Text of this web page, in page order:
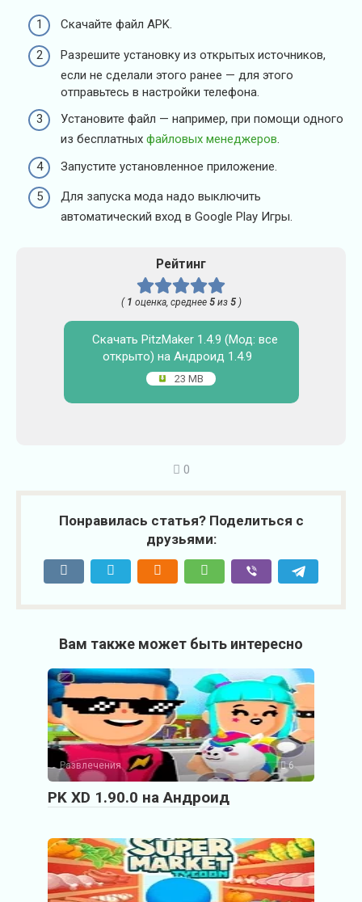
Скачайте файл APK.
Разрешите установку из открытых источников,
если не сделали этого ранее — для этого
отправьтесь в настройки телефона.
Установите файл — например, при помощи одного
из бесплатных файловых менеджеров.
Запустите установленное приложение.
Для запуска мода надо выключить
автоматический вход в Google Play Игры.
Рейтинг
( 1 оценка, среднее 5из 5)
Скачать PitzMaker 1.4.9 (Мод: все
открыто) на Андроид 1.4.9
23 MB
0
Понравилась статья? Поделиться с
друзьями:
Вам также может быть интересно
Развлечения 6
PK XD 1.90.0 на Андроид